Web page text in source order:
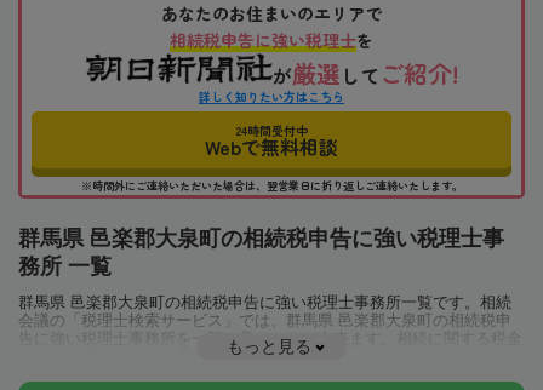
あなたのお住まいのエリアで
相続税申告に強い税理士を
が厳選 して ご紹介!
詳しく知りたい方はこちら
24時間受付中
Webで無料相談
※時間外にご連絡いただいた場合は、翌営業日に折り返しご連絡いたします。
群馬県 邑楽郡大泉町の相続税申告に強い税理士事
務所 一覧
群馬県 邑楽郡大泉町の相続税申告に強い税理士事務所一覧です。相続
会議の「税理士検索サービス」では、群馬県 邑楽郡大泉町の相続税申
告に強い税理士事務所を一覧で見ることが出来ます。相続に関する税金
や特例制度のことは一度近隣の税理士に相談してみましょう。
もっと見る